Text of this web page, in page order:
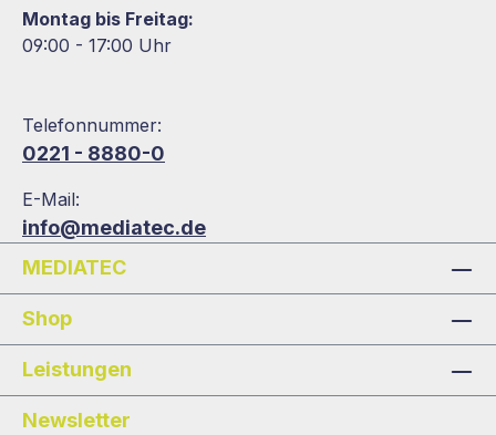
Montag bis Freitag:
09:00 - 17:00 Uhr
Telefonnummer:
0221 - 8880-0
E-Mail:
info@mediatec.de
MEDIATEC
Shop
Leistungen
Newsletter